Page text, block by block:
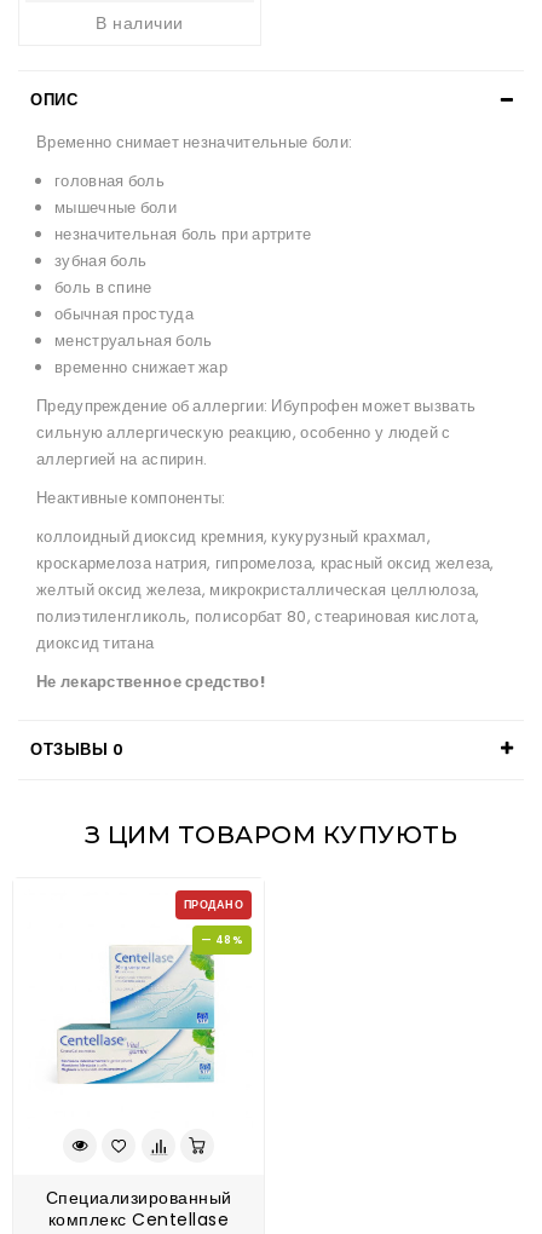
В наличии
ОПИС
Временно снимает незначительные боли:
головная боль
мышечные боли
незначительная боль при артрите
зубная боль
боль в спине
обычная простуда
менструальная боль
временно снижает жар
Предупреждение об аллергии: Ибупрофен может вызвать
сильную аллергическую реакцию, особенно у людей с
аллергией на аспирин.
Неактивные компоненты:
коллоидный диоксид кремния, кукурузный крахмал,
кроскармелоза натрия, гипромелоза, красный оксид железа,
желтый оксид железа, микрокристаллическая целлюлоза,
полиэтиленгликоль, полисорбат 80, стеариновая кислота,
диоксид титана
Не лекарственное средство!
ОТЗЫВЫ 0
З ЦИМ ТОВАРОМ КУПУЮТЬ
ПРОДАНО
— 48%
Специализированный
комплекс Centellase